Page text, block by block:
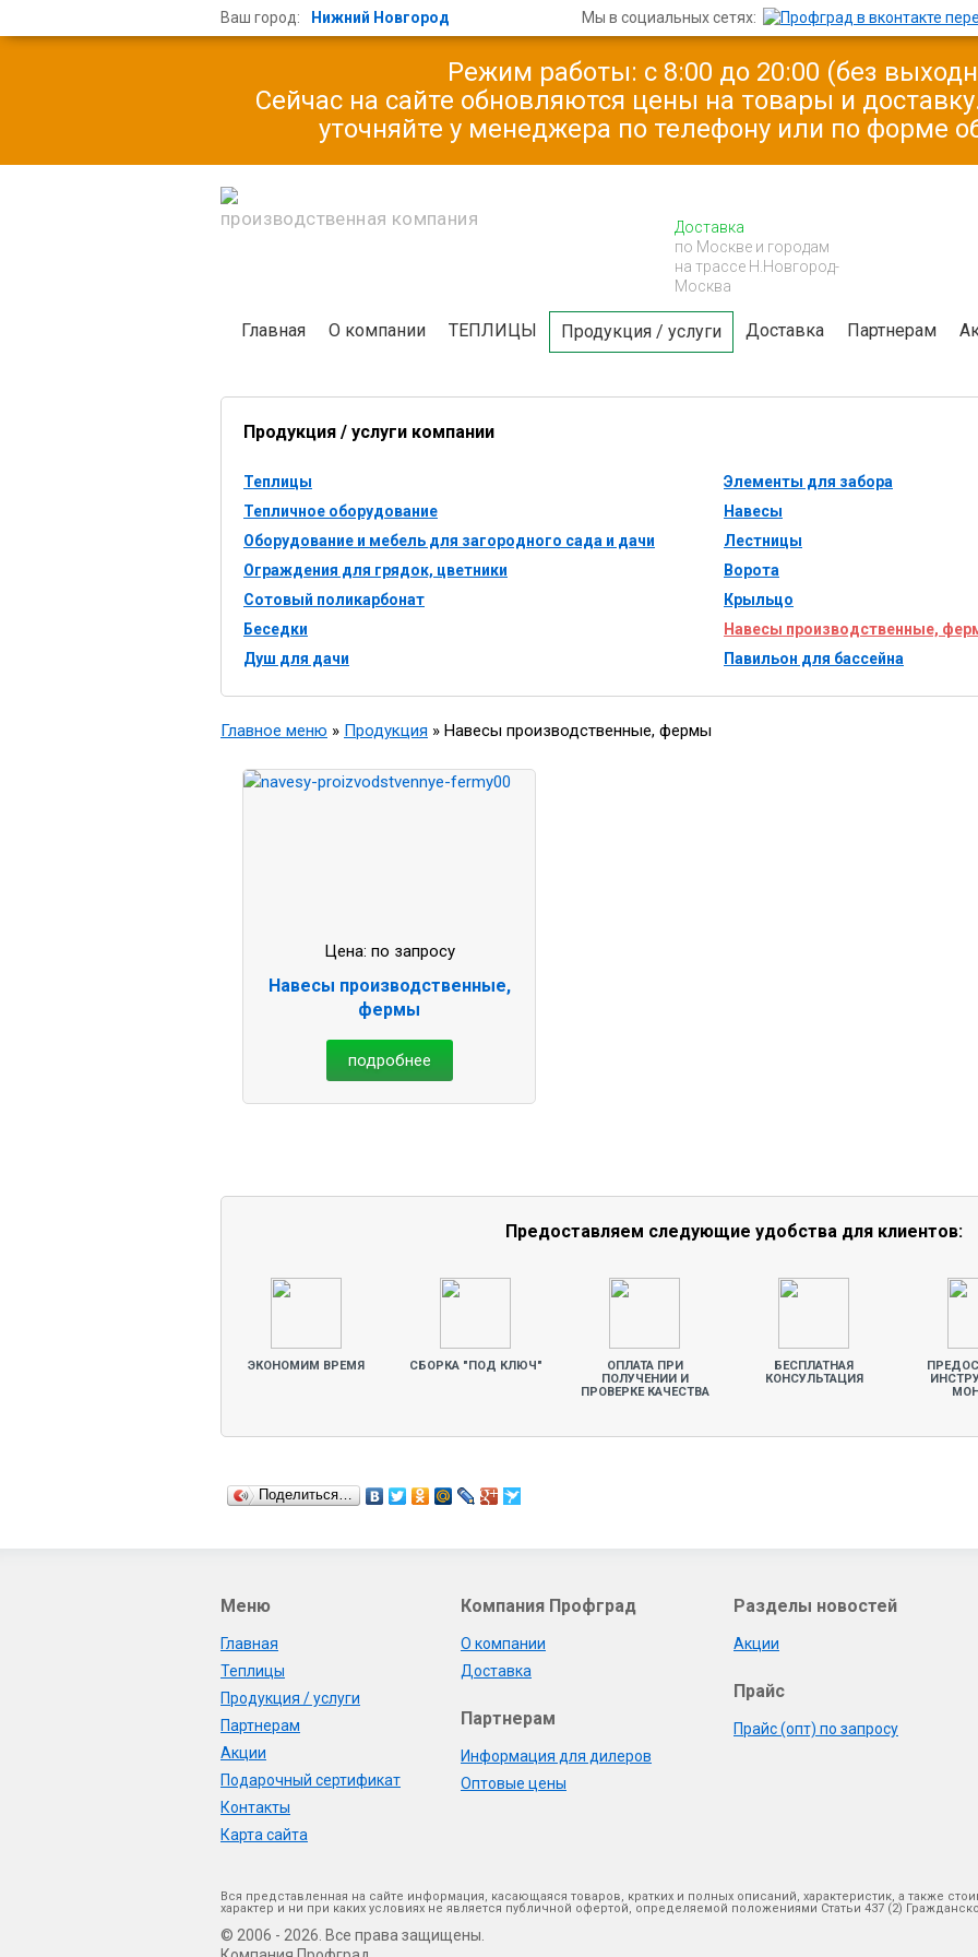
Ваш город: Нижний Новгород Мы в социальных сетях:
Режим работы: с 8:00 до 20:00 (без
Сейчас на сайте обновляются цены на товары и
уточняйте у менеджера по телефону или по форме
производственная компания
Доставка
по Москве и городам
на трассе Н.Новгород-
Москва
Главная О компании ТЕПЛИЦЫ Продукция / услуги Доставка Партнерам
Продукция / услуги компании
Теплицы
Тепличное оборудование
Оборудование и мебель для загородного сада и дачи
Ограждения для грядок, цветники
Сотовый поликарбонат
Беседки
Душ для дачи
Элементы для забора
Навесы
Лестницы
Ворота
Крыльцо
Навесы производственные,
Павильон для бассейна
Главное меню » Продукция » Навесы производственные, фермы
Цена: по запросу
Навесы производственные,
фермы
подробнее
Предоставляем следующие удобства для клиентов:
ЭКОНОМИМ ВРЕМЯ СБОРКА "ПОД КЛЮЧ"
ОПЛАТА ПРИ
ПОЛУЧЕНИИ И
ПРОВЕРКЕ КАЧЕСТВА
БЕСПЛАТНАЯ
КОНСУЛЬТАЦИЯ
Поделиться…
Меню
Главная
Теплицы
Продукция / услуги
Партнерам
Акции
Подарочный сертификат
Контакты
Карта сайта
Компания Профград
О компании
Доставка
Партнерам
Информация для дилеров
Оптовые цены
Разделы новостей
Акции
Прайс
Прайс (опт) по запросу
Вся представленная на сайте информация, касающаяся товаров, кратких и полных описаний, характеристик, а также
характер и ни при каких условиях не является публичной офертой, определяемой положениями Статьи 437 (2)
© 2006 - 2026. Все права защищены.